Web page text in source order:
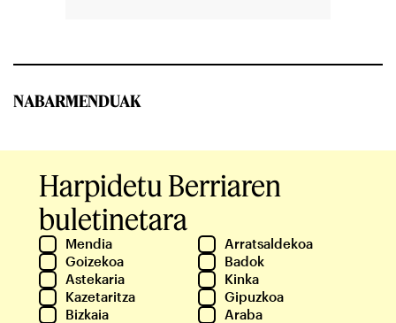
NABARMENDUAK
Harpidetu Berriaren
buletinetara
Mendia
Arratsaldekoa
Goizekoa
Badok
Astekaria
Kinka
Kazetaritza
Gipuzkoa
Bizkaia
Araba